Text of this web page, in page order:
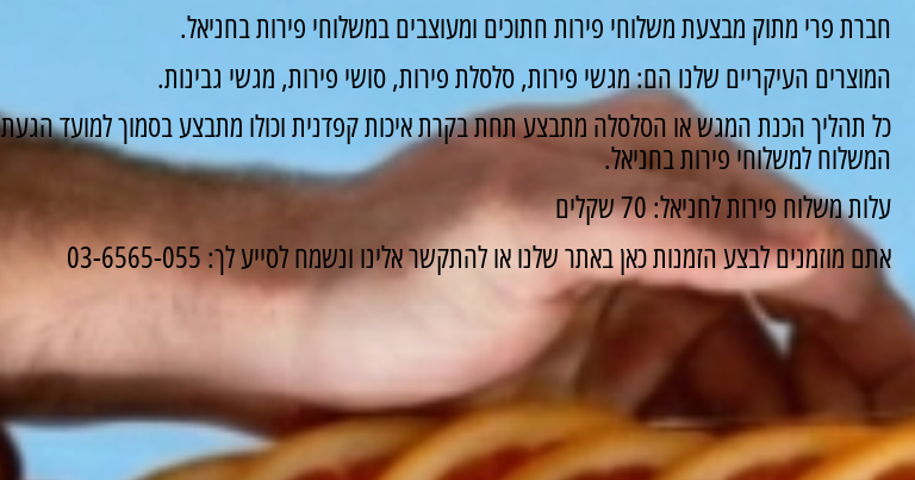
חברת פרי מתוק מבצעת משלוחי פירות חתוכים ומעוצבים במשלוחי פירות בחניאל.
המוצרים העיקריים שלנו הם: מגשי פירות, סלסלת פירות, סושי פירות, מגשי גבינות.
כל תהליך הכנת המגש או הסלסלה מתבצע תחת בקרת איכות קפדנית וכולו מתבצע בסמוך למועד הגעת
המשלוח למשלוחי פירות בחניאל.
עלות משלוח פירות לחניאל: 70 שקלים
אתם מוזמנים לבצע הזמנות כאן באתר שלנו או להתקשר אלינו ונשמח לסייע לך: 03-6565-055